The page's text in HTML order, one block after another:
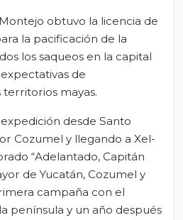
obtuvo la licencia de
la pacificación de la
los saqueos en la capital
de
mayas.
desde Santo
Cozumel y llegando a Xel-
“Adelantado, Capitán
de Yucatán, Cozumel y
campaña con el
península y un año después